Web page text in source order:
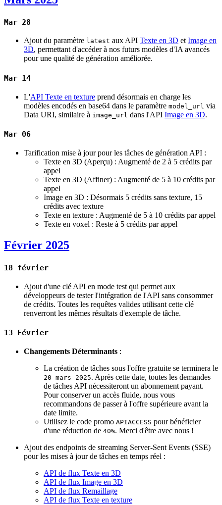
Mar 28
Ajout du paramètre latest aux API Texte en 3D et Image en
3D, permettant d'accéder à nos futurs modèles d'IA avancés
pour une qualité de génération améliorée.
Mar 14
L'API Texte en texture prend désormais en charge les
modèles encodés en base64 dans le paramètre model_url via
Data URI, similaire à image_url dans l'API Image en 3D.
Mar 06
Tarification mise à jour pour les tâches de génération API :
Texte en 3D (Aperçu) : Augmenté de 2 à 5 crédits par
appel
Texte en 3D (Affiner) : Augmenté de 5 à 10 crédits par
appel
Image en 3D : Désormais 5 crédits sans texture, 15
crédits avec texture
Texte en texture : Augmenté de 5 à 10 crédits par appel
Texte en voxel : Reste à 5 crédits par appel
Février 2025
18 février
Ajout d'une clé API en mode test qui permet aux
développeurs de tester l'intégration de l'API sans consommer
de crédits. Toutes les requêtes valides utilisant cette clé
renverront les mêmes résultats d'exemple de tâche.
13 Février
Changements Déterminants :
La création de tâches sous l'offre gratuite se terminera le
20 mars 2025. Après cette date, toutes les demandes
de tâches API nécessiteront un abonnement payant.
Pour conserver un accès fluide, nous vous
recommandons de passer à l'offre supérieure avant la
date limite.
Utilisez le code promo APIACCESS pour bénéficier
d'une réduction de 40%. Merci d'être avec nous !
Ajout des endpoints de streaming Server-Sent Events (SSE)
pour les mises à jour de tâches en temps réel :
API de flux Texte en 3D
API de flux Image en 3D
API de flux Remaillage
API de flux Texte en texture